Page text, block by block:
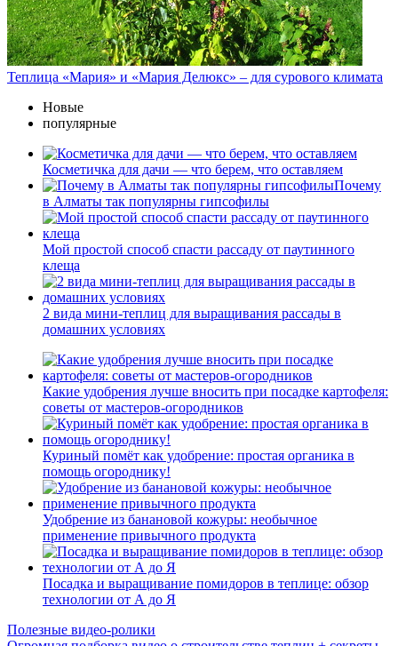
Теплица «Мария» и «Мария Делюкс» – для сурового климата
Новые
популярные
Косметичка для дачи — что берем, что оставляем
Почему
в Алматы так популярны гипсофилы
Мой простой способ спасти рассаду от паутинного
клеща
2 вида мини-теплиц для выращивания рассады в
домашних условиях
Какие удобрения лучше вносить при посадке картофеля:
советы от мастеров-огородников
Куриный помёт как удобрение: простая органика в
помощь огороднику!
Удобрение из банановой кожуры: необычное
применение привычного продукта
Посадка и выращивание помидоров в теплице: обзор
технологии от А до Я
Полезные видео-ролики